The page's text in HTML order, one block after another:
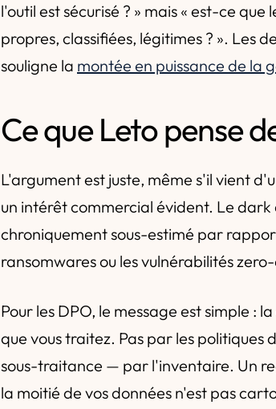
l'outil est sécurisé ? » mais « est-ce
propres, classifiées, légitimes ? ». Les
souligne la montée en puissance de la
Ce que Leto pense
L'argument est juste, même s'il vient
un intérêt commercial évident. Le
chroniquement sous-estimé par
ransomwares ou les vulnérabilités
Pour les DPO, le message est simple :
que vous traitez. Pas par les
sous-traitance — par l'inventaire. Un
la moitié de vos données n'est pas